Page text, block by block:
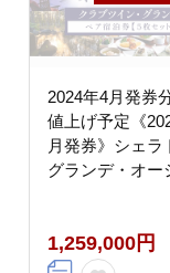
2024年4月発券
値上げ予定《
月発券》シェラ
グランデ・オー
券×５枚セット
1,259,000円